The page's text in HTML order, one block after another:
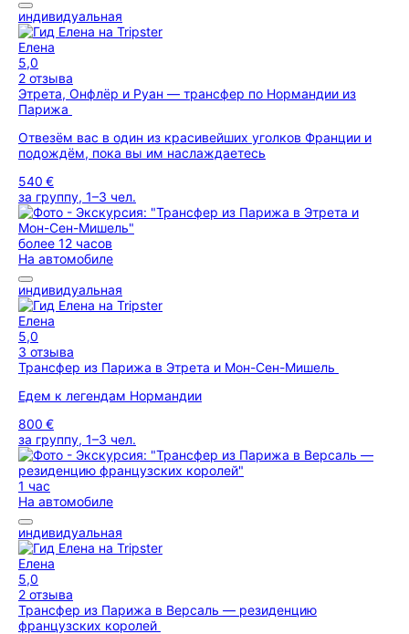
индивидуальная
Елена
5,0
2 отзыва
Этрета, Онфлёр и Руан — трансфер по Нормандии из
Парижа
Отвезём вас в один из красивейших уголков Франции и
подождём, пока вы им наслаждаетесь
540 €
за группу, 1–3 чел.
более 12 часов
На автомобиле
индивидуальная
Елена
5,0
3 отзыва
Трансфер из Парижа в Этрета и Мон-Сен-Мишель
Едем к легендам Нормандии
800 €
за группу, 1–3 чел.
1 час
На автомобиле
индивидуальная
Елена
5,0
2 отзыва
Трансфер из Парижа в Версаль — резиденцию
французских королей